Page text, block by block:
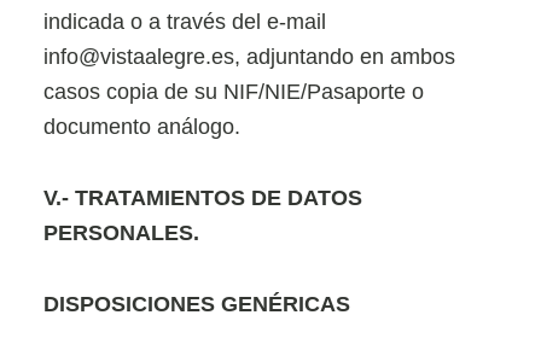
indicada o a través del e-mail
info@vistaalegre.es, adjuntando en ambos
casos copia de su NIF/NIE/Pasaporte o
documento análogo.
V.- TRATAMIENTOS DE DATOS
PERSONALES.
DISPOSICIONES GENÉRICAS